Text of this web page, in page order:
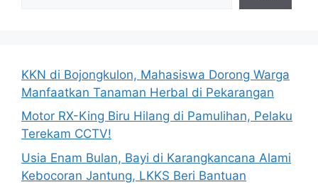
KKN di Bojongkulon, Mahasiswa Dorong Warga
Manfaatkan Tanaman Herbal di Pekarangan
Motor RX-King Biru Hilang di Pamulihan, Pelaku
Terekam CCTV!
Usia Enam Bulan, Bayi di Karangkancana Alami
Kebocoran Jantung, LKKS Beri Bantuan